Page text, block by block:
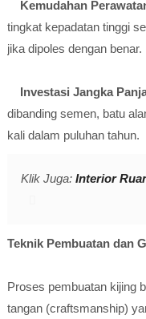
Kemudahan
tingkat kepadatan tinggi
jika dipoles dengan benar.
Investasi Jangka
dibanding semen, batu
kali dalam puluhan tahun.
Klik Juga: Interior
Teknik Pembuatan dan
Proses pembuatan kijing
tangan (craftsmanship)